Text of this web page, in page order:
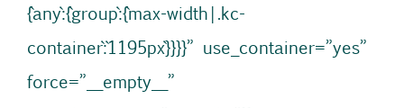
{`any`:{`group`:{`max-width|.kc-
container`:`1195px`}}}}” use_container=”yes”
force=”__empty__”